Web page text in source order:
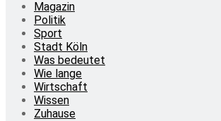
Magazin
Politik
Sport
Stadt Köln
Was bedeutet
Wie lange
Wirtschaft
Wissen
Zuhause